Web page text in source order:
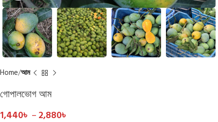
Home আম
গোপালভোগ আম
1,440৳ –2,880৳